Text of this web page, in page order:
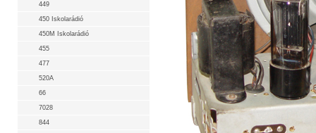
449
450 Iskolarádió
450M Iskolarádió
455
477
520A
66
7028
844